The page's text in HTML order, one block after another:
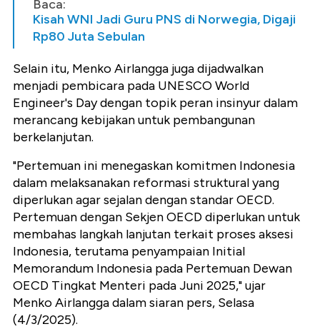
Baca:
Kisah WNI Jadi Guru PNS di Norwegia, Digaji
Rp80 Juta Sebulan
Selain itu, Menko Airlangga juga dijadwalkan
menjadi pembicara pada UNESCO World
Engineer's Day dengan topik peran insinyur dalam
merancang kebijakan untuk pembangunan
berkelanjutan.
"Pertemuan ini menegaskan komitmen Indonesia
dalam melaksanakan reformasi struktural yang
diperlukan agar sejalan dengan standar OECD.
Pertemuan dengan Sekjen OECD diperlukan untuk
membahas langkah lanjutan terkait proses aksesi
Indonesia, terutama penyampaian Initial
Memorandum Indonesia pada Pertemuan Dewan
OECD Tingkat Menteri pada Juni 2025," ujar
Menko Airlangga dalam siaran pers, Selasa
(4/3/2025).